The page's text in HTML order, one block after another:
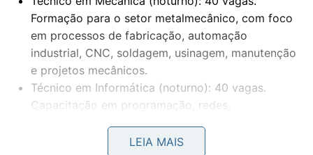
Formação para o setor metalmecânico, com foco
em processos de fabricação, automação
industrial, CNC, soldagem, usinagem, manutenção
e projetos mecânicos.
Técnico em Informática (noturno): 40 vagas.
Capacitação em programação, redes,
LEIA MAIS